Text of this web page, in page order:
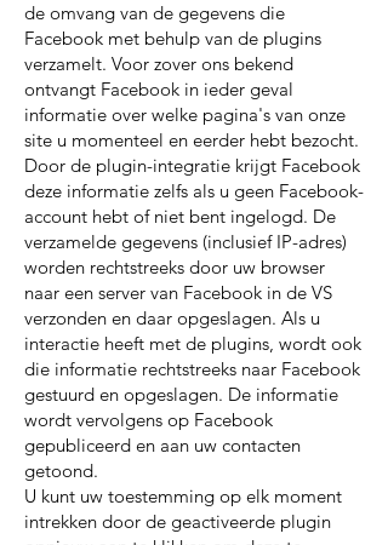
de omvang van de gegevens die
Facebook met behulp van de plugins
verzamelt. Voor zover ons bekend
ontvangt Facebook in ieder geval
informatie over welke pagina's van onze
site u momenteel en eerder hebt bezocht.
Door de plugin-integratie krijgt Facebook
deze informatie zelfs als u geen Facebook-
account hebt of niet bent ingelogd. De
verzamelde gegevens (inclusief IP-adres)
worden rechtstreeks door uw browser
naar een server van Facebook in de VS
verzonden en daar opgeslagen. Als u
interactie heeft met de plugins, wordt ook
die informatie rechtstreeks naar Facebook
gestuurd en opgeslagen. De informatie
wordt vervolgens op Facebook
gepubliceerd en aan uw contacten
getoond.
U kunt uw toestemming op elk moment
intrekken door de geactiveerde plugin